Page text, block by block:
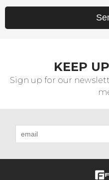
KEEP
Sign up for our